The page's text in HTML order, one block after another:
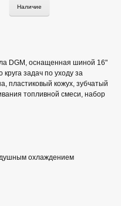
Наличие
DGM, оснащенная шиной 16"
задач по уходу за
пластиковый кожух, зубчатый
топливной смеси, набор
охлаждением